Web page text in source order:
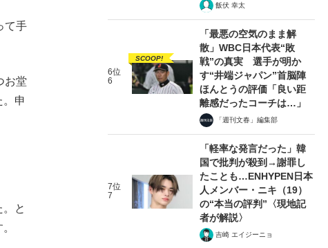
て手
お堂
申
と
飯伏 幸太
6位
6
SCOOP!
「最悪の空気のまま解
散」WBC日本代表“敗
戦”の真実 選手が明か
す“井端ジャパン”首脳陣
ほんとうの評価「良い距
離感だったコーチは…」
「週刊文春」編集部
7位
7
「軽率な発言だった」韓
国で批判が殺到→謝罪し
たことも…ENHYPEN日本
人メンバー・ニキ（19）
の“本当の評判”〈現地記
者が解説〉
吉崎 エイジーニョ